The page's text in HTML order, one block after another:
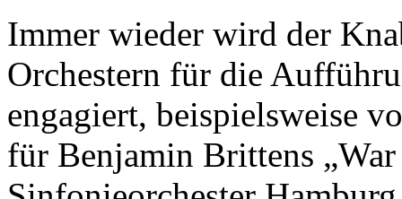
Immer wieder wird der
Orchestern für die
engagiert, beispielsweise
für Benjamin Brittens